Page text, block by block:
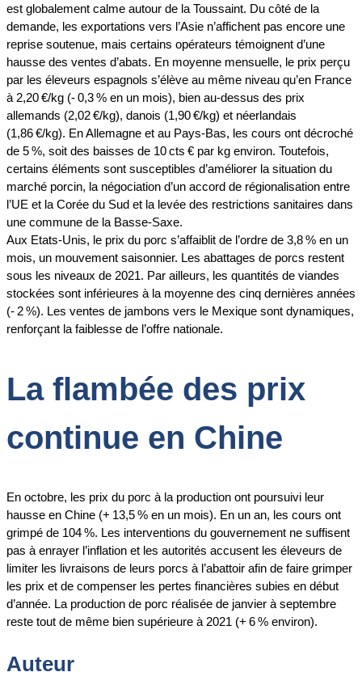
est globalement calme autour de la Toussaint. Du côté de la
demande, les exportations vers l’Asie n’affichent pas encore une
reprise soutenue, mais certains opérateurs témoignent d’une
hausse des ventes d’abats. En moyenne mensuelle, le prix perçu
par les éleveurs espagnols s’élève au même niveau qu’en France
à 2,20 €/kg (- 0,3 % en un mois), bien au-dessus des prix
allemands (2,02 €/kg), danois (1,90 €/kg) et néerlandais
(1,86 €/kg). En Allemagne et au Pays-Bas, les cours ont décroché
de 5 %, soit des baisses de 10 cts € par kg environ. Toutefois,
certains éléments sont susceptibles d’améliorer la situation du
marché porcin, la négociation d’un accord de régionalisation entre
l’UE et la Corée du Sud et la levée des restrictions sanitaires dans
une commune de la Basse-Saxe.
Aux Etats-Unis, le prix du porc s’affaiblit de l’ordre de 3,8 % en un
mois, un mouvement saisonnier. Les abattages de porcs restent
sous les niveaux de 2021. Par ailleurs, les quantités de viandes
stockées sont inférieures à la moyenne des cinq dernières années
(- 2 %). Les ventes de jambons vers le Mexique sont dynamiques,
renforçant la faiblesse de l’offre nationale.
La flambée des prix
continue en Chine
En octobre, les prix du porc à la production ont poursuivi leur
hausse en Chine (+ 13,5 % en un mois). En un an, les cours ont
grimpé de 104 %. Les interventions du gouvernement ne suffisent
pas à enrayer l’inflation et les autorités accusent les éleveurs de
limiter les livraisons de leurs porcs à l’abattoir afin de faire grimper
les prix et de compenser les pertes financières subies en début
d’année. La production de porc réalisée de janvier à septembre
reste tout de même bien supérieure à 2021 (+ 6 % environ).
Auteur